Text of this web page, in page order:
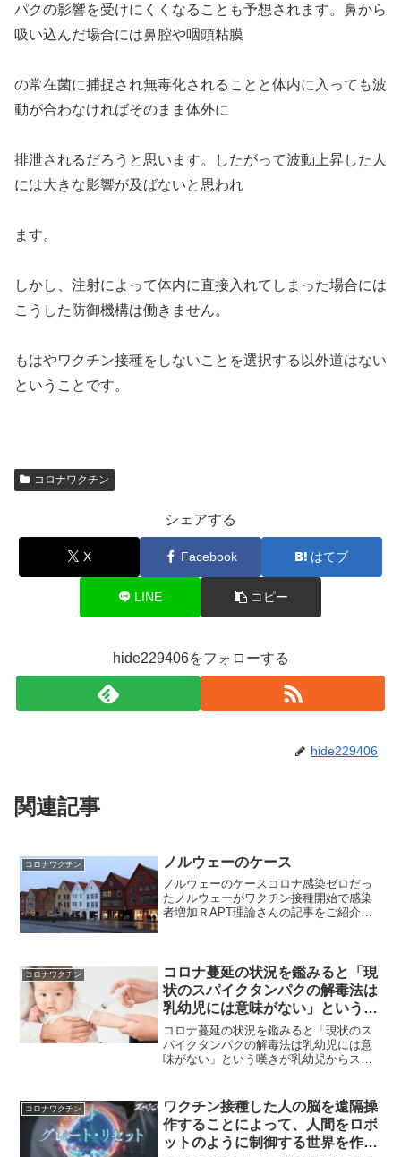
パクの影響を受けにくくなることも予想されます。鼻から
吸い込んだ場合には鼻腔や咽頭粘膜
の常在菌に捕捉され無毒化されることと体内に入っても波
動が合わなければそのまま体外に
排泄されるだろうと思います。したがって波動上昇した人
には大きな影響が及ばないと思われ
ます。
しかし、注射によって体内に直接入れてしまった場合には
こうした防御機構は働きません。
もはやワクチン接種をしないことを選択する以外道はない
ということです。
コロナワクチン
シェアする
X Facebook はてブ
LINE コピー
hide229406をフォローする
hide229406
関連記事
コロナワクチン ノルウェーのケース
ノルウェーのケースコロナ感染ゼロだっ
たノルウェーがワクチン接種開始で感染
者増加ＲAPT理論さんの記事をご紹介し
るのですからこれは明ら...
コロナワクチン
コロナ蔓延の状況を鑑みると「現
状のスパイクタンパクの解毒法は
乳幼児には意味がない」という嘆
きが
コロナ蔓延の状況を鑑みると「現状のス
パイクタンパクの解毒法は乳幼児には意
味がない」という嘆きが乳幼児からスパ
リカのカトリック系のサイトを見ていま
したら、著名な心臓専門医...
コロナワクチン
ワクチン接種した人の脳を遠隔操
作することによって、人間をロボ
ットのように制御する世界を作り